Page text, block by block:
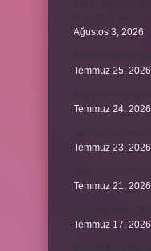
Ağustos 3, 2026
Temmuz 25, 2026
Temmuz 24, 2026
Temmuz 23, 2026
Temmuz 21, 2026
Temmuz 17, 2026